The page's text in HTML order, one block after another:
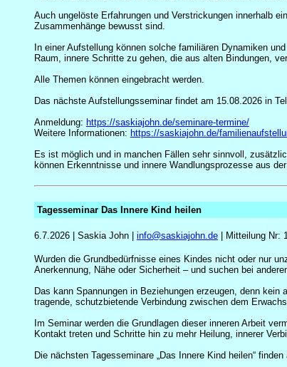
Auch ungelöste Erfahrungen und Verstrickungen innerhalb
Zusammenhänge bewusst sind.
In einer Aufstellung können solche familiären Dynamiken
Raum, innere Schritte zu gehen, die aus alten Bindungen,
Alle Themen können eingebracht werden.
Das nächste Aufstellungsseminar findet am 15.08.2026 in
Anmeldung: https://saskiajohn.de/seminare-termine/
Weitere Informationen: https://saskiajohn.de/
Es ist möglich und in manchen Fällen sehr sinnvoll,
können Erkenntnisse und innere Wandlungsprozesse aus
Tagesseminar Das Innere Kind heilen
6.7.2026 | Saskia John | info@saskiajohn.de| Mitteilung Nr:
Wurden die Grundbedürfnisse eines Kindes nicht oder nur
Anerkennung, Nähe oder Sicherheit – und suchen bei
Das kann Spannungen in Beziehungen erzeugen, denn
tragende, schutzbietende Verbindung zwischen dem
Im Seminar werden die Grundlagen dieser inneren Arbeit
Kontakt treten und Schritte hin zu mehr Heilung, innerer
Die nächsten Tagesseminare „Das Innere Kind heilen“